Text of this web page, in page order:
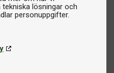
lösningar och